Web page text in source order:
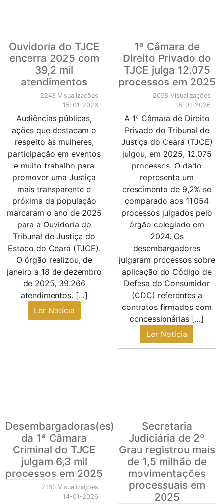
Ouvidoria do TJCE
encerra 2025 com
39,2 mil
atendimentos
2248 Visualizações
15-01-2026
Audiências públicas,
ações que destacam o
respeito às mulheres,
participação em eventos
e muito trabalho para
promover uma Justiça
mais transparente e
próxima da população
marcaram o ano de 2025
para a Ouvidoria do
Tribunal de Justiça do
Estado do Ceará (TJCE).
O órgão realizou, de
janeiro a 18 de dezembro
de 2025, 39.266
atendimentos. […]
Ler Notícia
1ª Câmara de
Direito Privado do
TJCE julga 12.075
processos em 2025
2058 Visualizações
15-01-2026
A 1ª Câmara de Direito
Privado do Tribunal de
Justiça do Ceará (TJCE)
julgou, em 2025, 12.075
processos. O dado
representa um
crescimento de 9,2% se
comparado aos 11.054
processos julgados pelo
órgão colegiado em
2024. Os
desembargadores
julgaram processos sobre
aplicação do Código de
Defesa do Consumidor
(CDC) referentes a
contratos firmados com
concessionárias […]
Ler Notícia
Desembargadoras(es)
da 1ª Câmara
Criminal do TJCE
julgam 6,3 mil
processos em 2025
2180 Visualizações
14-01-2026
Secretaria
Judiciária de 2º
Grau registrou mais
de 1,5 milhão de
movimentações
processuais em
2025